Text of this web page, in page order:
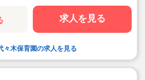
しっかりしている
すい環境(代替職員制度あり)
なたの派遣就業をしっかりサポートいたしま
求人を見る
々木保育園の求人を見る